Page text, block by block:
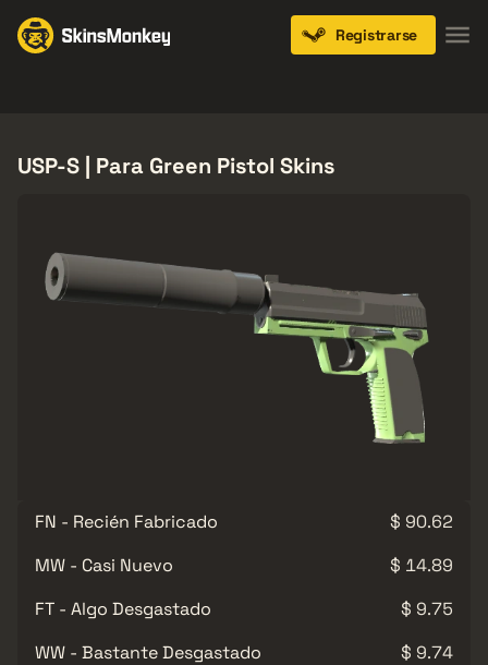
Registrarse
USP-S | Para Green Pistol Skins
FN - Recién Fabricado
$ 90.62
MW - Casi Nuevo
$ 14.89
FT - Algo Desgastado
$ 9.75
WW - Bastante Desgastado
$ 9.74